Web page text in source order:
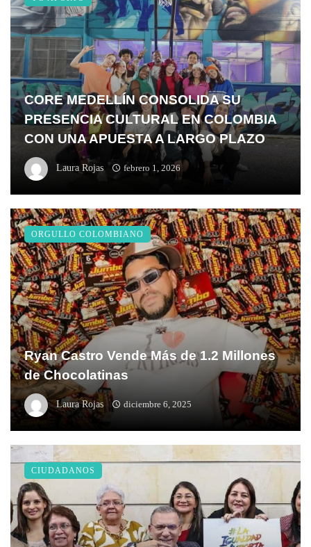
CORE MEDELLÍN CONSOLIDA SU
PRESENCIA CULTURAL EN COLOMBIA
CON UNA APUESTA A LARGO PLAZO
Laura Rojas febrero 1, 2026
Ryan Castro Vende Más de 1.2 Millones
de Chocolatinas
Laura Rojas diciembre 6, 2025
ORGULLO COLOMBIANO
CIUDADANOS